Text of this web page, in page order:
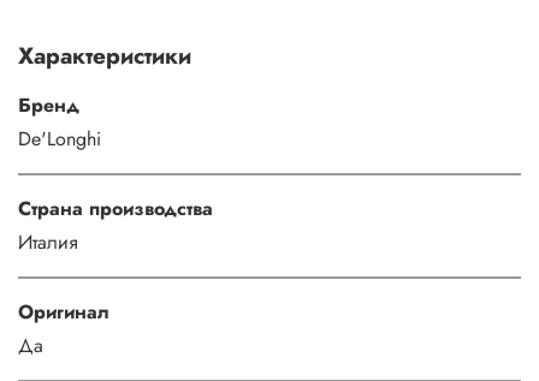
Характеристики
Бренд
De'Longhi
Страна производства
Италия
Оригинал
Да